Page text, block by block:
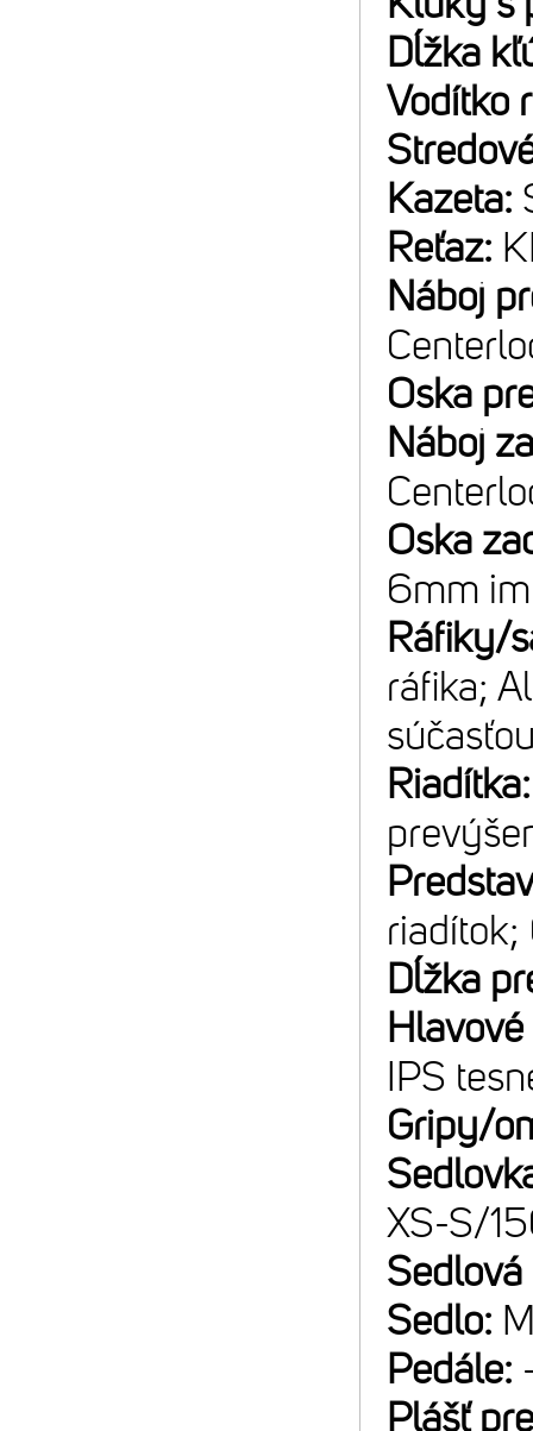
Dĺžka
Vodítko
Kazeta:
Reťaz:
Náboj
Oska
Náboj
Oska
6mm
Ráfiky/
ráfika;
riadítok;
Dĺžka
IPS
Gripy/
XS-S/
Sedlo:
Pedále:
Plášť